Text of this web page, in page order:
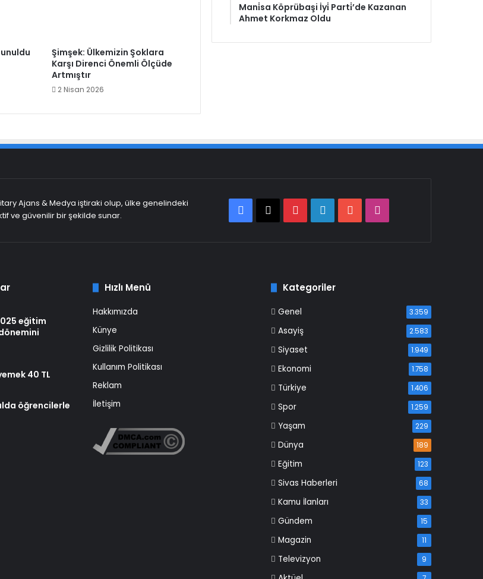
Şimşek: Ülkemizin Şoklara
Karşı Direnci Önemli Ölçüde
Artmıştır
2 Nisan 2026
Mani̇sa Köprübaşi İyi̇ Parti̇’de Kazanan
Ahmet Korkmaz Oldu
Ajans & Medya iştiraki olup, ülke genelindeki
ve güvenilir bir şekilde sunar.
Facebook
X PinterestLinkedInYouTube
eğitim
40 TL
öğrencilerle
Hızlı Menü
Hakkımızda
Künye
Gizlilik Politikası
Kullanım Politikası
Reklam
İletişim
Kategoriler
Genel 3.359
Asayiş 2.583
Siyaset 1.949
Ekonomi 1.758
Türkiye 1.406
Spor 1.259
Yaşam 229
Dünya 189
Eğitim 123
Sivas Haberleri 68
Kamu İlanları 33
Gündem 15
Magazin 11
Televizyon 9